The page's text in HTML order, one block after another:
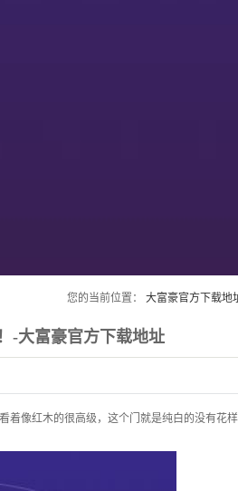
您的当前位置： 大富豪官方下载地
-大富豪官方下载地址
着像红木的很高级，这个门就是纯白的没有